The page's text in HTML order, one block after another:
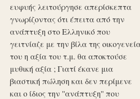
ευφυής λειτούργησε απερίσκεπτα
γνωρίζοντας ότι έπειτα από την
ανάπτυξη στο Ελληνικό που
γειτνίαζε με την βίλα της
του η αξία του τ.μ. θα αποκτούσε
μυθική αξία ; Γιατί έκανε μια
βιαστική πώληση και δεν περίμενε
και ο ίδιος την ''ανάπτυξη'' που